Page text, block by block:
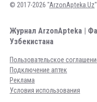
© 2017-2026 "ArzonApteka.Uz
Журнал ArzonApteka |
Узбекистана
Пользовательское
Подключение аптек
Реклама
Условия использования